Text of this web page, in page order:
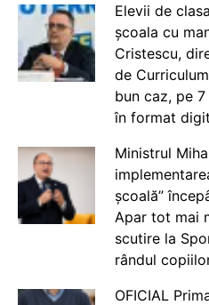
Elevii de
școala cu
Cristescu,
de
bun caz, pe
în format
Ministrul
școală”
Apar tot mai
scutire la
rândul
OFICIAL